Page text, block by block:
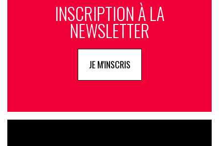
INSCRIPTION À LA
NEWSLETTER
JE M'INSCRIS